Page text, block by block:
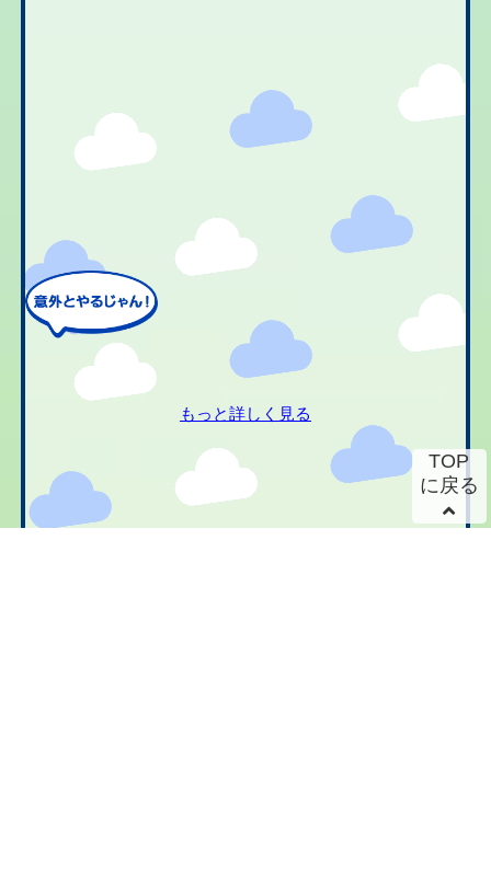
もっと詳しく見る
TOP
に戻る